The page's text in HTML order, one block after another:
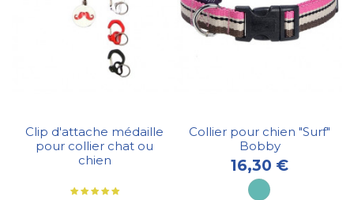
Clip d'attache médaille
pour collier chat ou
chien
Collier pour chien "Surf"
Bobby
16,30 €